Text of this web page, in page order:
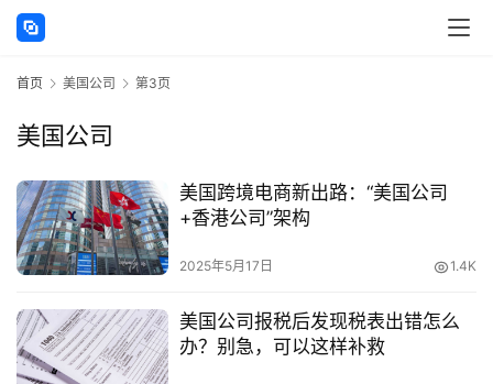
页
跨
资
讯
首页 美国公司 第3页
美国公司
美国跨境电商新出路：“美国公司
+香港公司”架构
2025年5月17日 1.4K
美国公司报税后发现税表出错怎么
办？别急，可以这样补救